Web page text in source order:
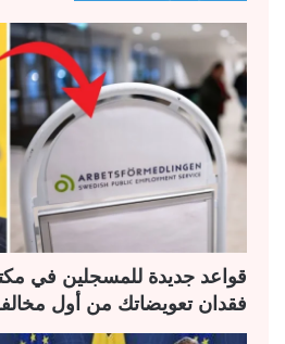
ح
ة
ا
ل
س
ة
ح
ة
ا
ل
ت
ل
ي
قواعد جديدة للمسجلين في
فقدان تعويضاتك من أول